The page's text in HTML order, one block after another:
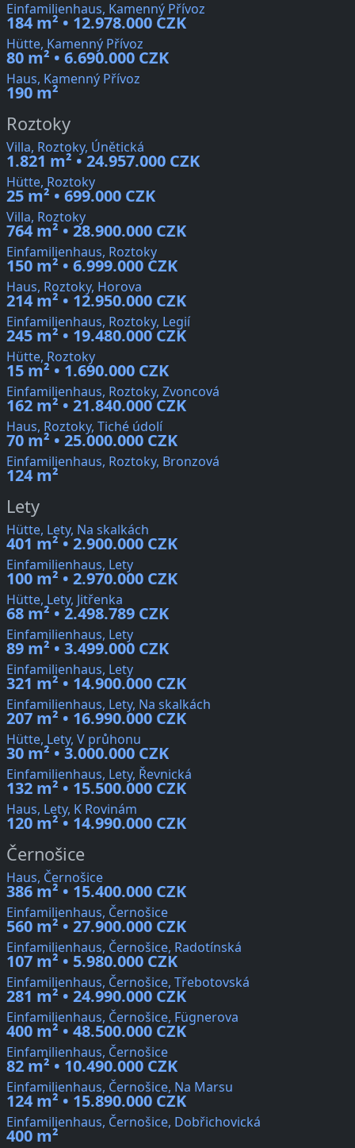
Einfamilienhaus, Kamenný Přívoz
184 m² • 12.978.000 CZK
Hütte, Kamenný Přívoz
80 m² • 6.690.000 CZK
Haus, Kamenný Přívoz
190 m²
Roztoky
Villa, Roztoky, Únětická
1.821 m² • 24.957.000 CZK
Hütte, Roztoky
25 m² • 699.000 CZK
Villa, Roztoky
764 m² • 28.900.000 CZK
Einfamilienhaus, Roztoky
150 m² • 6.999.000 CZK
Haus, Roztoky, Horova
214 m² • 12.950.000 CZK
Einfamilienhaus, Roztoky, Legií
245 m² • 19.480.000 CZK
Hütte, Roztoky
15 m² • 1.690.000 CZK
Einfamilienhaus, Roztoky, Zvoncová
162 m² • 21.840.000 CZK
Haus, Roztoky, Tiché údolí
70 m² • 25.000.000 CZK
Einfamilienhaus, Roztoky, Bronzová
124 m²
Lety
Hütte, Lety, Na skalkách
401 m² • 2.900.000 CZK
Einfamilienhaus, Lety
100 m² • 2.970.000 CZK
Hütte, Lety, Jitřenka
68 m² • 2.498.789 CZK
Einfamilienhaus, Lety
89 m² • 3.499.000 CZK
Einfamilienhaus, Lety
321 m² • 14.900.000 CZK
Einfamilienhaus, Lety, Na skalkách
207 m² • 16.990.000 CZK
Hütte, Lety, V průhonu
30 m² • 3.000.000 CZK
Einfamilienhaus, Lety, Řevnická
132 m² • 15.500.000 CZK
Haus, Lety, K Rovinám
120 m² • 14.990.000 CZK
Černošice
Haus, Černošice
386 m² • 15.400.000 CZK
Einfamilienhaus, Černošice
560 m² • 27.900.000 CZK
Einfamilienhaus, Černošice, Radotínská
107 m² • 5.980.000 CZK
Einfamilienhaus, Černošice, Třebotovská
281 m² • 24.990.000 CZK
Einfamilienhaus, Černošice, Fügnerova
400 m² • 48.500.000 CZK
Einfamilienhaus, Černošice
82 m² • 10.490.000 CZK
Einfamilienhaus, Černošice, Na Marsu
124 m² • 15.890.000 CZK
Einfamilienhaus, Černošice, Dobřichovická
400 m²